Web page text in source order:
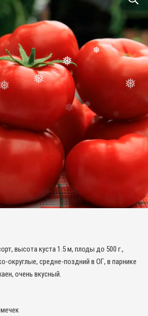
❅
❅
❅
высота куста 1.5 м, плоды до 500 г.,
округлые, средне-поздний в ОГ, в парнике
очень вкусный.